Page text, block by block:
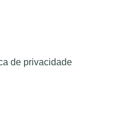
de privacidade